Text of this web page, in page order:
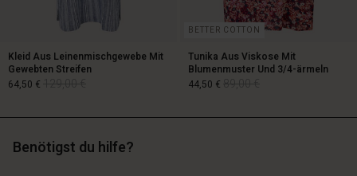
Kleid Aus Leinenmischgewebe Mit
Gewebten Streifen
64,50 €
BETTER COTTON
Tunika Aus Viskose Mit
Blumenmuster Und 3/4-ärmeln
44,50 €
Benötigst du hilfe?